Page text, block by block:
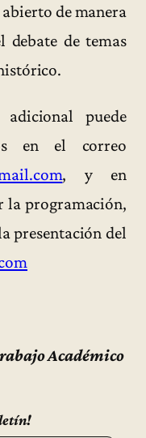
de manera
de temas
puede
en el correo
, y en
la programación,
presentación del
Académico